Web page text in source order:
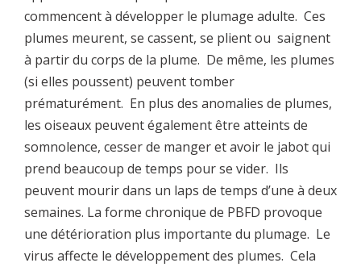
commencent à développer le plumage adulte. Ces
plumes meurent, se cassent, se plient ou saignent
à partir du corps de la plume. De même, les plumes
(si elles poussent) peuvent tomber
prématurément. En plus des anomalies de plumes,
les oiseaux peuvent également être atteints de
somnolence, cesser de manger et avoir le jabot qui
prend beaucoup de temps pour se vider. Ils
peuvent mourir dans un laps de temps d’une à deux
semaines. La forme chronique de PBFD provoque
une détérioration plus importante du plumage. Le
virus affecte le développement des plumes. Cela